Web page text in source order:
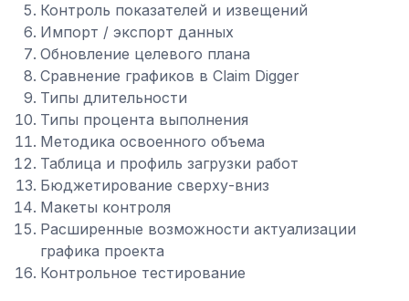
Контроль показателей и извещений
Импорт / экспорт данных
Обновление целевого плана
Сравнение графиков в Claim Digger
Типы длительности
Типы процента выполнения
Методика освоенного объема
Таблица и профиль загрузки работ
Бюджетирование сверху-вниз
Макеты контроля
Расширенные возможности актуализации
графика проекта
Контрольное тестирование